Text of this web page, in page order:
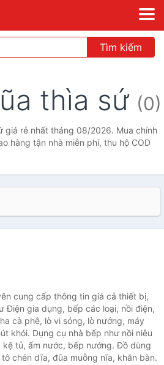
Tìm kiếm
thìa sứ (0)
giá rẻ nhất tháng 08/2026. Mua chính
hàng tận nhà miễn phí, thu hộ COD
cung cấp thông tin giá cả thiết bị,
Điện gia dụng, bếp các loại, nồi điện,
cà phê, lò vi sóng, lò nướng, máy
khói. Dụng cụ nhà bếp như nồi niêu
tủ, ấm nước, bếp nướng. Đồ dùng
chén dĩa, đũa muỗng nĩa, khăn bàn.